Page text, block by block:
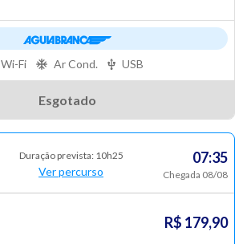
Esgotado
Wi-Fi Ar Cond. USB
Duração prevista: 10h25
Ver percurso
07:35
Chegada 08/08
R$ 179,90